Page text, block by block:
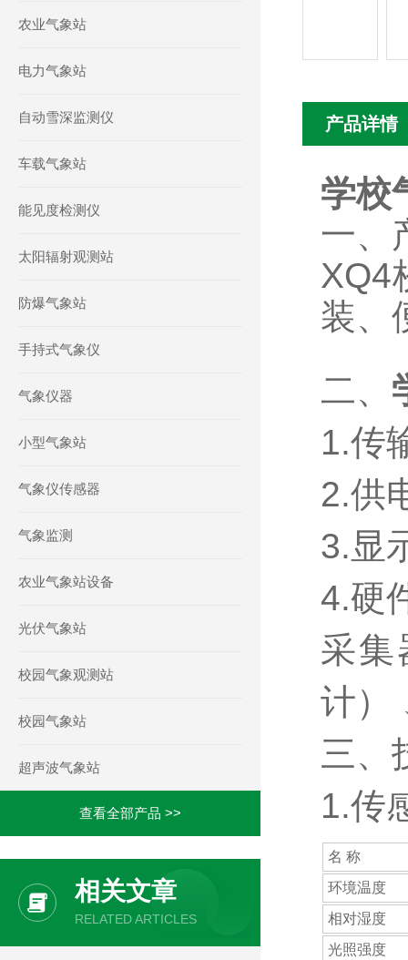
农业气象站
电力气象站
自动雪深监测仪
车载气象站
能见度检测仪
太阳辐射观测站
防爆气象站
手持式气象仪
气象仪器
小型气象站
气象仪传感器
气象监测
农业气象站设备
光伏气象站
校园气象观测站
校园气象站
超声波气象站
查看全部产品 >>
相关文章
RELATED ARTICLES
产品详情
学校
一、
XQ4
装、
二、
1.传
2.供
3.显
4.硬
采集
计）
三、
1.传
名 称
环境温度
相对湿度
光照强度